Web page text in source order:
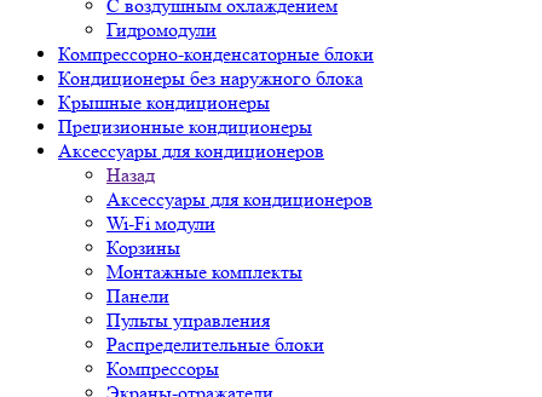
С воздушным охлаждением
Гидромодули
Компрессорно-конденсаторные блоки
Кондиционеры без наружного блока
Крышные кондиционеры
Прецизионные кондиционеры
Аксессуары для кондиционеров
Назад
Аксессуары для кондиционеров
Wi-Fi модули
Корзины
Монтажные комплекты
Панели
Пульты управления
Распределительные блоки
Компрессоры